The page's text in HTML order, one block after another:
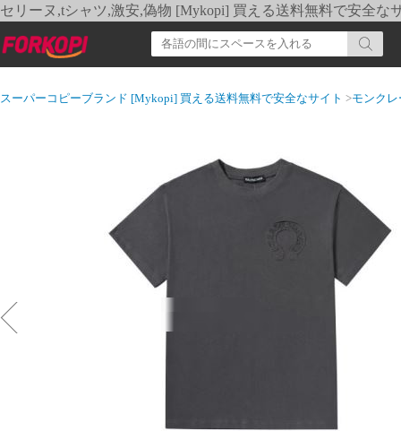
セリーヌ,tシャツ,激安,偽物 [Mykopi] 買える送料無料で安全な
スーパーコピーブランド [Mykopi] 買える送料無料で安全なサイト >モンク